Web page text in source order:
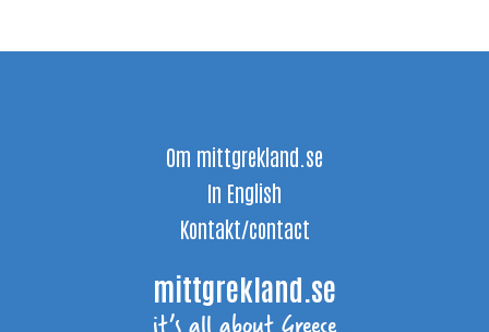
Om mittgrekland.se
In English
Kontakt/contact
mittgrekland.se